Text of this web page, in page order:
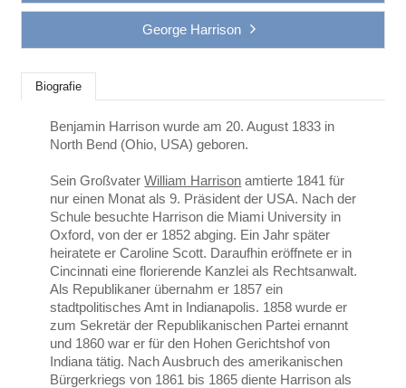
George Harrison
Biografie
Benjamin Harrison wurde am 20. August 1833 in
North Bend (Ohio, USA) geboren.
Sein GroßvaterWilliam Harrison amtierte 1841 für
nur einen Monat als 9. Präsident der USA. Nach der
Schule besuchte Harrison die Miami University in
Oxford, von der er 1852 abging. Ein Jahr später
heiratete er Caroline Scott. Daraufhin eröffnete er in
Cincinnati eine florierende Kanzlei als Rechtsanwalt.
Als Republikaner übernahm er 1857 ein
stadtpolitisches Amt in Indianapolis. 1858 wurde er
zum Sekretär der Republikanischen Partei ernannt
und 1860 war er für den Hohen Gerichtshof von
Indiana tätig. Nach Ausbruch des amerikanischen
Bürgerkriegs von 1861 bis 1865 diente Harrison als